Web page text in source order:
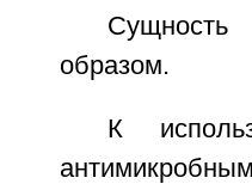
образом.
К